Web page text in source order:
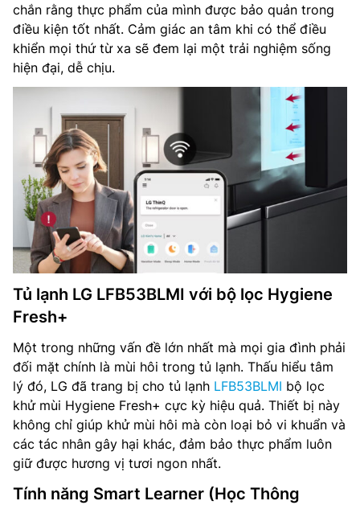
chắn rằng thực phẩm của mình được bảo quản trong
điều kiện tốt nhất. Cảm giác an tâm khi có thể điều
khiển mọi thứ từ xa sẽ đem lại một trải nghiệm sống
hiện đại, dễ chịu.
Tủ lạnh LG LFB53BLMI với bộ lọc Hygiene
Fresh+
Một trong những vấn đề lớn nhất mà mọi gia đình phải
đối mặt chính là mùi hôi trong tủ lạnh. Thấu hiểu tâm
lý đó, LG đã trang bị cho tủ lạnh LFB53BLMI bộ lọc
khử mùi Hygiene Fresh+ cực kỳ hiệu quả. Thiết bị này
không chỉ giúp khử mùi hôi mà còn loại bỏ vi khuẩn và
các tác nhân gây hại khác, đảm bảo thực phẩm luôn
giữ được hương vị tươi ngon nhất.
Tính năng Smart Learner (Học Thông